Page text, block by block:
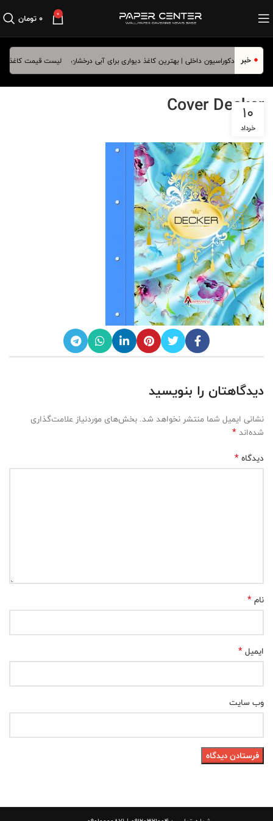
0 ۰تومان
خبر لیست قیمت کاغذ
Cover Decker
10
خرداد
دیدگاهتان را بنویسید
نشانی ایمیل شما منتشر نخواهد شد. بخش‌های موردنیاز علامت‌گذاری
شده‌اند*
دیدگاه*
نام*
ایمیل*
وب‌ سایت